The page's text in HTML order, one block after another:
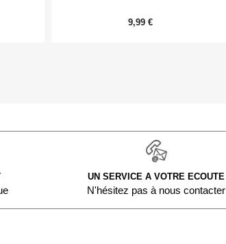
9,99 €
UN SERVICE A VOTRE ECOUTE
N'hésitez pas à nous contacter